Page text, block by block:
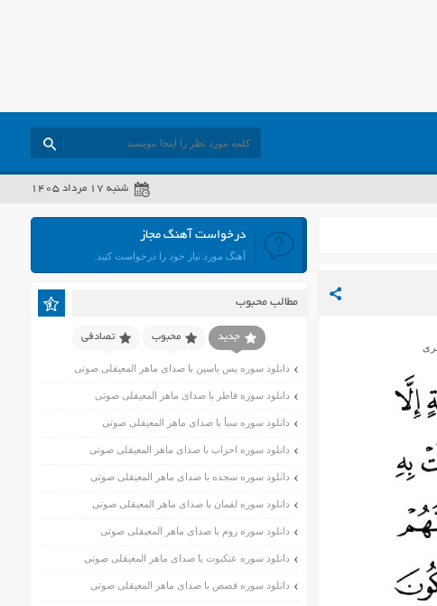
شنبه ۱۷ مرداد ۱۴۰۵
درخواست آهنگ مجاز
آهنگ مورد نیاز خود را درخواست کنید.
مطالب محبوب
جدید محبوب تصادفی
دانلود سوره یس یاسین با صدای ماهر المعیقلی صوتی
دانلود سوره فاطر با صدای ماهر المعیقلی صوتی
دانلود سوره سبأ با صدای ماهر المعیقلی صوتی
دانلود سوره احزاب با صدای ماهر المعیقلی صوتی
دانلود سوره سجده با صدای ماهر المعیقلی صوتی
دانلود سوره لقمان با صدای ماهر المعیقلی صوتی
دانلود سوره روم با صدای ماهر المعیقلی صوتی
دانلود سوره عنکبوت با صدای ماهر المعیقلی صوتی
دانلود سوره قصص با صدای ماهر المعیقلی صوتی